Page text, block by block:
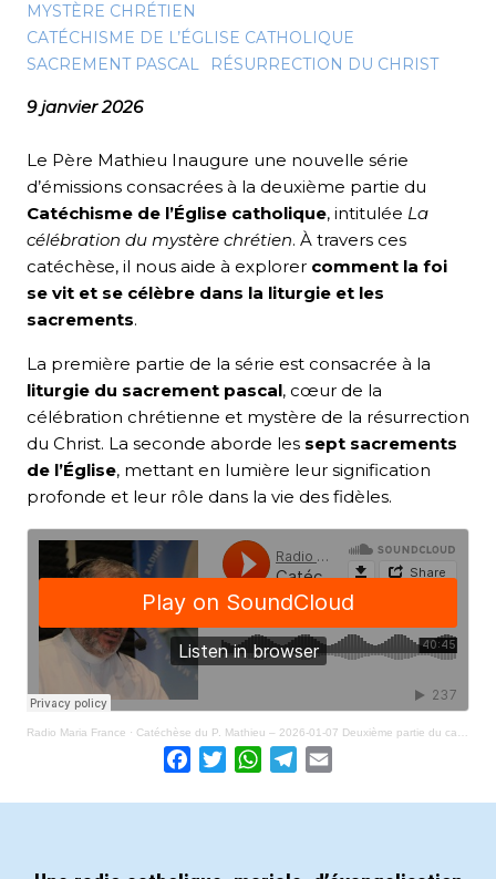
MYSTÈRE CHRÉTIEN
CATÉCHISME DE L’ÉGLISE CATHOLIQUE
SACREMENT PASCAL
RÉSURRECTION DU CHRIST
9 janvier 2026
Le Père Mathieu Inaugure une nouvelle série
d’émissions consacrées à la deuxième partie du
Catéchisme de l’Église catholique, intitulée La
célébration du mystère chrétien. À travers ces
catéchèse, il nous aide à explorer comment la foi
se vit et se célèbre dans la liturgie et les
sacrements.
La première partie de la série est consacrée à la
liturgie du sacrement pascal, cœur de la
célébration chrétienne et mystère de la résurrection
du Christ. La seconde aborde les sept sacrements
de l’Église, mettant en lumière leur signification
profonde et leur rôle dans la vie des fidèles.
Radio Maria France · Catéchèse du P. Mathieu – 2026-01-07 Deuxième partie du catéchisme (introduction)
Facebook
TwitterWhatsApp
Telegram